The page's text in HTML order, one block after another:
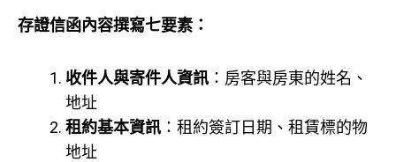
存證信函內容撰寫七要素：
收件人與寄件人資訊：房客與房東的姓名、
地址
租約基本資訊：租約簽訂日期、租賃標的物
地址